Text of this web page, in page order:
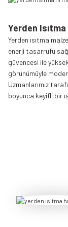
Yorum Yaz
Yerden
Yerden ısıtma
enerji tasarrufu
güvencesi ile
görünümüyle
Uzmanlarımız
boyunca keyifli bir